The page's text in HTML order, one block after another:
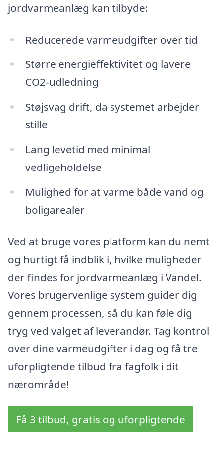
jordvarmeanlæg kan tilbyde:
Reducerede varmeudgifter over tid
Større energieffektivitet og lavere
CO2-udledning
Støjsvag drift, da systemet arbejder
stille
Lang levetid med minimal
vedligeholdelse
Mulighed for at varme både vand og
boligarealer
Ved at bruge vores platform kan du nemt
og hurtigt få indblik i, hvilke muligheder
der findes for jordvarmeanlæg i Vandel.
Vores brugervenlige system guider dig
gennem processen, så du kan føle dig
tryg ved valget af leverandør. Tag kontrol
over dine varmeudgifter i dag og få tre
uforpligtende tilbud fra fagfolk i dit
nærområde!
Få 3 tilbud, gratis og uforpligtende